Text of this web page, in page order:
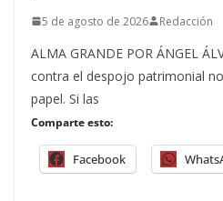
5 de agosto de 2026 Redacción
ALMA GRANDE POR ÁNGEL
contra el despojo patrimonial
papel. Si las
Comparte esto:
Facebook